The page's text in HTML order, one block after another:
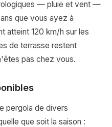
— pluie et vent —
que vous ayez à
atteint 120 km/h sur les
de terrasse restent
pas chez vous.
pergola de divers
que soit la saison :